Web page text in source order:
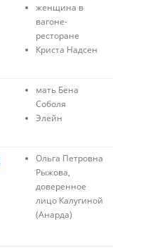
женщина в
вагоне-
ресторане
Криста Надсен
мать Бена
Соболя
Элейн
Ольга Петровна
Рыжова,
доверенное
лицо Калугиной
(Анарда)